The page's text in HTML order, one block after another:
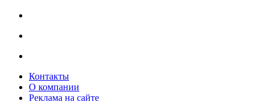
Контакты
О компании
Реклама на сайте